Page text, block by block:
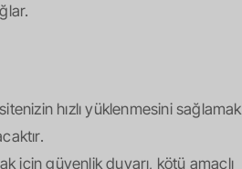
sitenizin hızlı yüklenmesini
için güvenlik duvarı, kötü amaçlı